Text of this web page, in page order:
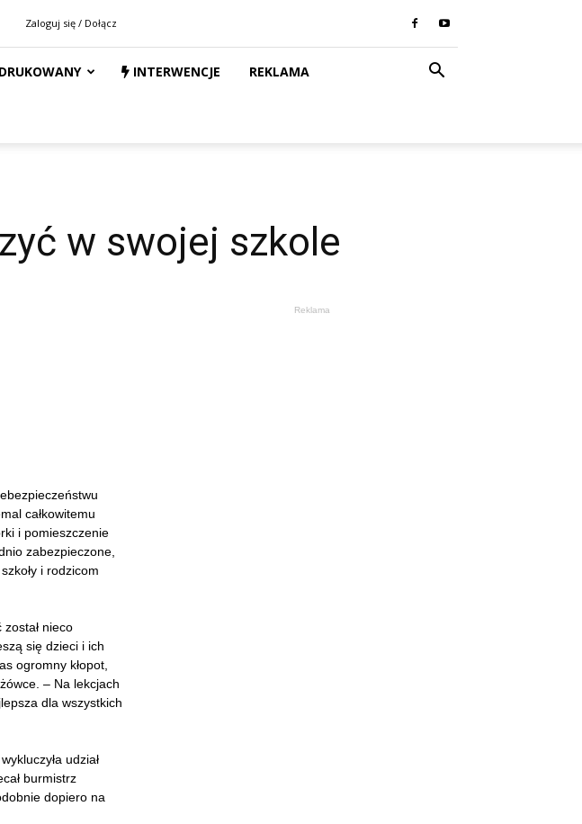
Zaloguj się / Dołącz
INTERWENCJE REKLAMA
w swojej szkole
całkowitemu
i pomieszczenie
zabezpieczone,
i rodzicom
nieco
się dzieci i ich
ogromny kłopot,
– Na lekcjach
dla wszystkich
udział
burmistrz
dopiero na
Reklama